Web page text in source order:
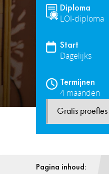
Diploma
LOI-diploma
Start
Dagelijks
Termijnen
4 maanden
Gratis proefles
Pagina inhoud: